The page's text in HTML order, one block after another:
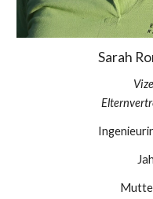
Sarah